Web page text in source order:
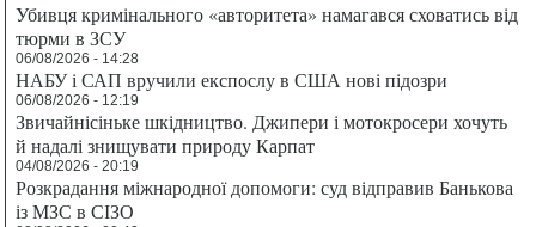
Убивця кримінального «авторитета» намагався сховатись від
тюрми в ЗСУ
06/08/2026 - 14:28
НАБУ і САП вручили експослу в США нові підозри
06/08/2026 - 12:19
Звичайнісіньке шкідництво. Джипери і мотокросери хочуть
й надалі знищувати природу Карпат
04/08/2026 - 20:19
Розкрадання міжнародної допомоги: суд відправив Банькова
із МЗС в СІЗО